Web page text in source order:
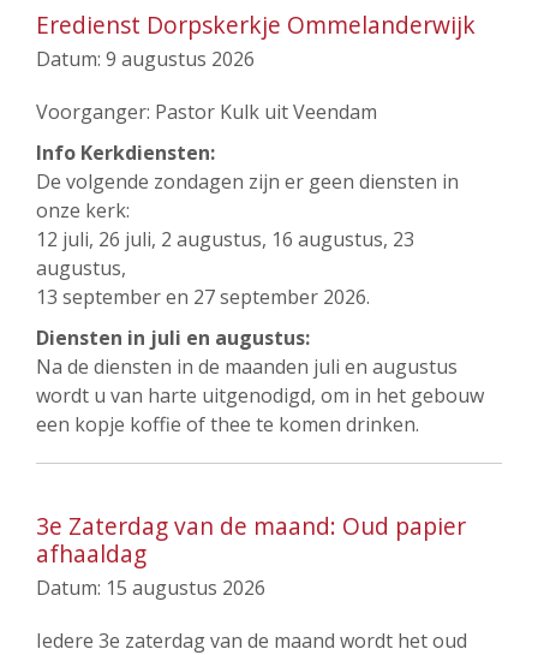
Eredienst Dorpskerkje Ommelanderwijk
Datum: 9 augustus 2026
Voorganger: Pastor Kulk uit Veendam
Info Kerkdiensten:
De volgende zondagen zijn er geen diensten in
onze kerk:
12 juli, 26 juli, 2 augustus, 16 augustus, 23
augustus,
13 september en 27 september 2026.
Diensten in juli en augustus:
Na de diensten in de maanden juli en augustus
wordt u van harte uitgenodigd, om in het gebouw
een kopje koffie of thee te komen drinken.
3e Zaterdag van de maand: Oud papier
afhaaldag
Datum: 15 augustus 2026
Iedere 3e zaterdag van de maand wordt het oud